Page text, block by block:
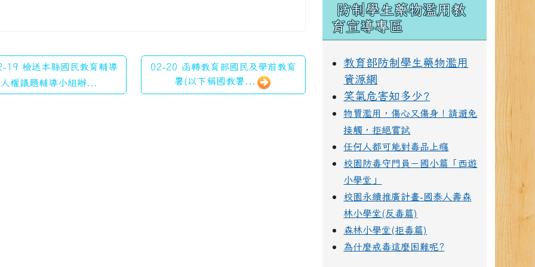
19 檢送本縣國民教育輔導
權議題輔導小組辦...
02-20 函轉教育部國民及學前教育
署(以下稱國教署...
防制學生藥物濫用教
育宣導專區
教育部防制學生藥物濫用
資源網
笑氣危害知多少?
物質濫用，傷心又傷身！請避免
接觸，拒絕嘗試
任何人都可能對毒品上癮
校園防毒守門員－國小篇「西遊
小學堂」
校園永續推廣計畫-國泰人壽森
林小學堂(反毒篇)
森林小學堂(拒毒篇)
為什麼戒毒這麼困難呢?